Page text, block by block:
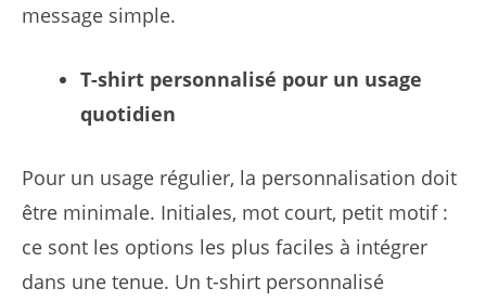
message simple.
T-shirt personnalisé pour un usage
quotidien
Pour un usage régulier, la personnalisation doit
être minimale. Initiales, mot court, petit motif :
ce sont les options les plus faciles à intégrer
dans une tenue. Un t-shirt personnalisé